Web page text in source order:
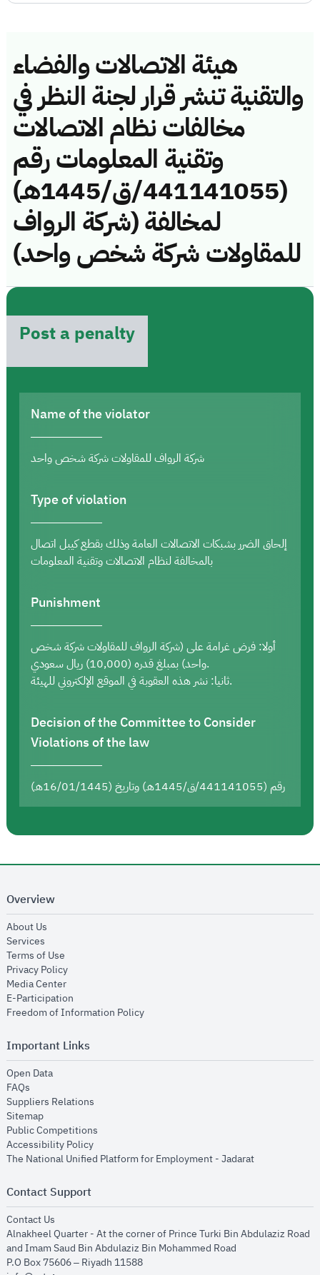
هيئة الاتصالات والفضاء
والتقنية تنشر قرار لجنة النظر في
مخالفات نظام الاتصالات
وتقنية المعلومات رقم
(441141055/ق/1445هـ)
لمخالفة (شركة الرواف
للمقاولات شركة شخص واحد)
Post a penalty
Name of the violator
شركة الرواف للمقاولات شركة شخص واحد
Type of violation
إلحاق الضرر بشبكات الاتصالات العامة وذلك بقطع كيبل اتصال
بالمخالفة لنظام الاتصالات وتقنية المعلومات
Punishment
أولا: فرض غرامة على (شركة الرواف للمقاولات شركة شخص
واحد) بمبلغ قدره (10,000) ريال سعودي.
ثانيا: نشر هذه العقوبة في الموقع الإلكتروني للهيئة.
Decision of the Committee to Consider
Violations of the law
رقم (441141055/ق/1445هـ) وتاريخ (16/01/1445هـ)
Overview
About Us
Services
Terms of Use
Privacy Policyopens in new window
Media Centeropens in new window
E-Participation
Freedom of Information Policyopens in new window
Important Links
Open Dataopens in new window
FAQs
Suppliers Relations
Sitemapopens in new window
Public Competitions
Accessibility Policyopens in new window
The National Unified Platform for Employment - Jadaratopens in new
Contact Support
Contact Us
Alnakheel Quarter - At the corner of Prince Turki Bin Abdulaziz Road
and Imam Saud Bin Abdulaziz Bin Mohammed Road​
P.O Box 75606 – Riyadh 11588